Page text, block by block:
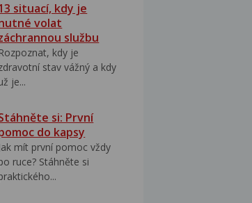
situací, kdy je
volat
službu
Rozpoznat, kdy je
stav vážný a kdy
je...
si: První
do kapsy
Jak mít první pomoc vždy
ruce? Stáhněte si